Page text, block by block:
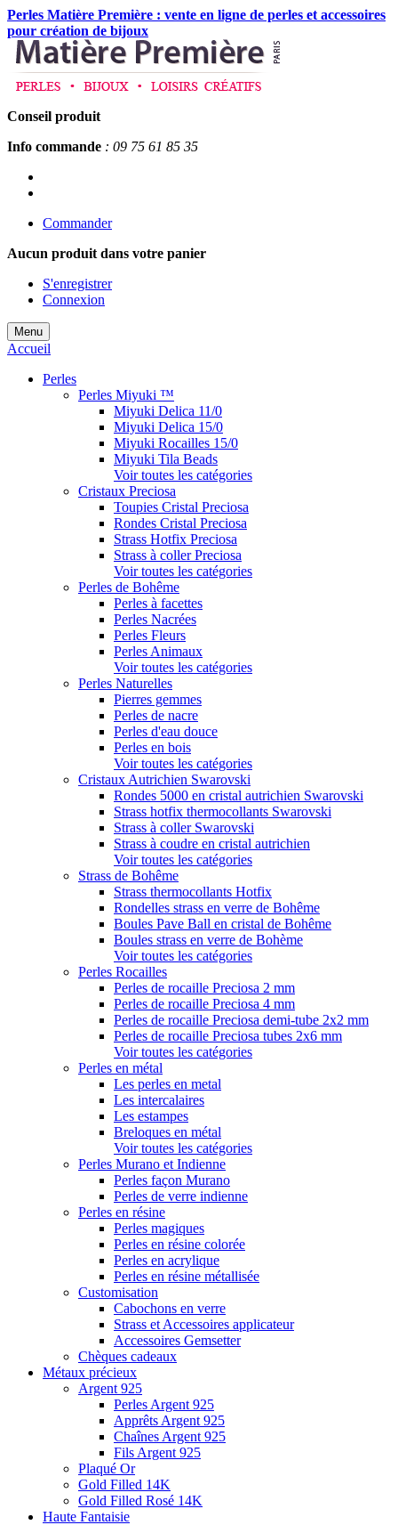
Perles Matière Première : vente en ligne de perles et accessoires
pour création de bijoux
Conseil produit
Info commande : 09 75 61 85 35
Commander
Aucun produit dans votre panier
S'enregistrer
Connexion
Menu
Accueil
Perles
Perles Miyuki ™
Miyuki Delica 11/0
Miyuki Delica 15/0
Miyuki Rocailles 15/0
Miyuki Tila Beads
Voir toutes les catégories
Cristaux Preciosa
Toupies Cristal Preciosa
Rondes Cristal Preciosa
Strass Hotfix Preciosa
Strass à coller Preciosa
Voir toutes les catégories
Perles de Bohême
Perles à facettes
Perles Nacrées
Perles Fleurs
Perles Animaux
Voir toutes les catégories
Perles Naturelles
Pierres gemmes
Perles de nacre
Perles d'eau douce
Perles en bois
Voir toutes les catégories
Cristaux Autrichien Swarovski
Rondes 5000 en cristal autrichien Swarovski
Strass hotfix thermocollants Swarovski
Strass à coller Swarovski
Strass à coudre en cristal autrichien
Voir toutes les catégories
Strass de Bohême
Strass thermocollants Hotfix
Rondelles strass en verre de Bohême
Boules Pave Ball en cristal de Bohême
Boules strass en verre de Bohème
Voir toutes les catégories
Perles Rocailles
Perles de rocaille Preciosa 2 mm
Perles de rocaille Preciosa 4 mm
Perles de rocaille Preciosa demi-tube 2x2 mm
Perles de rocaille Preciosa tubes 2x6 mm
Voir toutes les catégories
Perles en métal
Les perles en metal
Les intercalaires
Les estampes
Breloques en métal
Voir toutes les catégories
Perles Murano et Indienne
Perles façon Murano
Perles de verre indienne
Perles en résine
Perles magiques
Perles en résine colorée
Perles en acrylique
Perles en résine métallisée
Customisation
Cabochons en verre
Strass et Accessoires applicateur
Accessoires Gemsetter
Chèques cadeaux
Métaux précieux
Argent 925
Perles Argent 925
Apprêts Argent 925
Chaînes Argent 925
Fils Argent 925
Plaqué Or
Gold Filled 14K
Gold Filled Rosé 14K
Haute Fantaisie